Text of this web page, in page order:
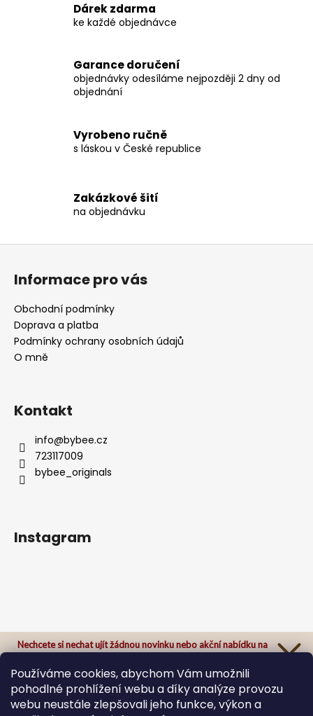
Používáme cookies, abychom Vám umožnili
pohodlné prohlížení webu a díky analýze provozu
webu neustále zlepšovali jeho funkce, výkon a
c
r
v
v
ý
p
s
u
n
Dárek zdarma
ke každé objednávce
Garance doručení
objednávky odesíláme nejpozději 2 dny od
objednání
Vyrobeno ručně
s láskou v České republice
Zakázkové šití
na objednávku
Informace pro vás
Obchodní podmínky
Doprava a platba
Podmínky ochrany osobních údajů
O mně
Kontakt
info@bybee.cz
723117009
bybee_originals
Instagram
Nechcete si nechat ujít žádnou novinku nebo akční nabídku na
Přihlaste se k našemu newsletteru a odteď Vám už nic neunikne.